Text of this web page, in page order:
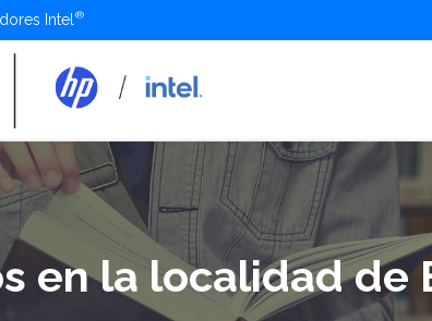
Intel
en la localidad de